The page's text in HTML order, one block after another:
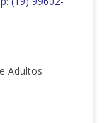
Adultos